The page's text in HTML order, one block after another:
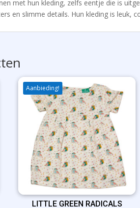
met hun kleding, zelfs eentje die is
en slimme details. Hun kleding is leuk,
Aanbieding!
LITTLE GREEN RADICALS